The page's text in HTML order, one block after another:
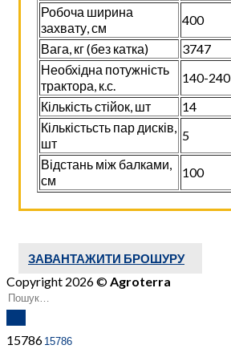
Робоча ширина
захвату, см
400
Вага, кг (без катка)
3747
Необхідна потужність
трактора, к.с.
140-240
Кількість стійок, шт
14
Кількістьсть пар дисків,
шт
5
Відстань між балками,
см
100
ЗАВАНТАЖИТИ БРОШУРУ
Copyright 2026 ©Agroterra
15786